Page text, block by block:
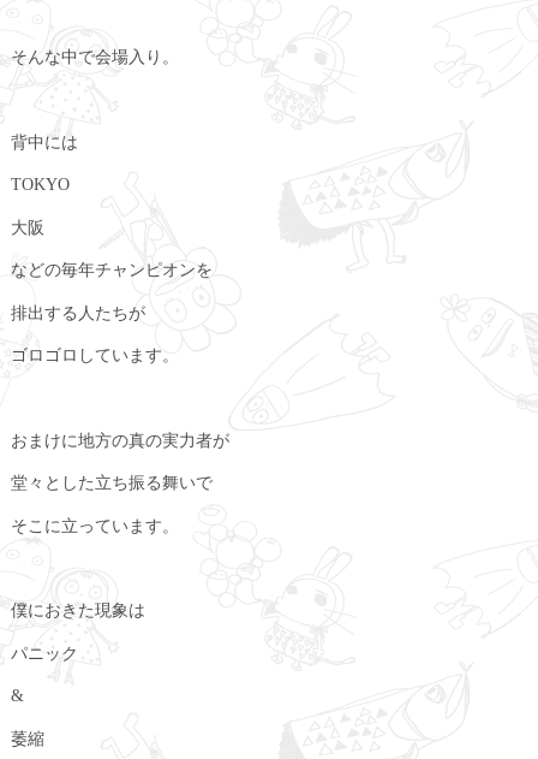
そんな中で会場入り。
背中には
TOKYO
大阪
などの毎年チャンピオンを
排出する人たちが
ゴロゴロしています。
おまけに地方の真の実力者が
堂々とした立ち振る舞いで
そこに立っています。
僕におきた現象は
パニック
&
萎縮